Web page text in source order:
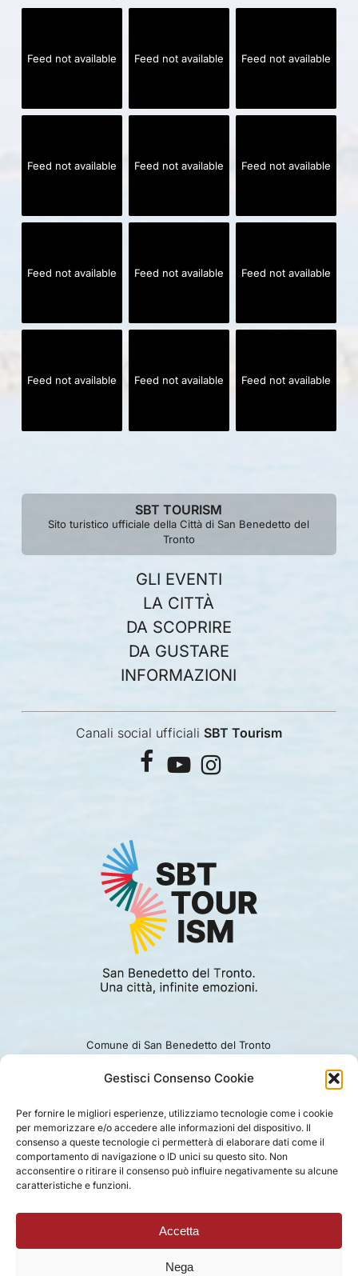
Gestisci Consenso Cookie
Per fornire le migliori esperienze, utilizziamo tecnologie come i cookie
per memorizzare e/o accedere alle informazioni del dispositivo. Il
consenso a queste tecnologie ci permetterà di elaborare dati come il
comportamento di navigazione o ID unici su questo sito. Non
acconsentire o ritirare il consenso può influire negativamente su alcune
caratteristiche e funzioni.
Accetta
Nega
Feed not available Feed not available Feed not available
Feed not available Feed not available Feed not available
Feed not available Feed not available Feed not available
Feed not available Feed not available Feed not available
SBT TOURISM
Sito turistico ufficiale della Città di San Benedetto del
Tronto
GLI EVENTI
LA CITTÀ
DA SCOPRIRE
DA GUSTARE
INFORMAZIONI
Canali social ufficiali SBT Tourism
facebook
youtubeinstagram
Comune di San Benedetto del Tronto
Ufficio turismo: 0735.794229
PRIVACY |COOKIE | LEGAL |DISCLAIMER